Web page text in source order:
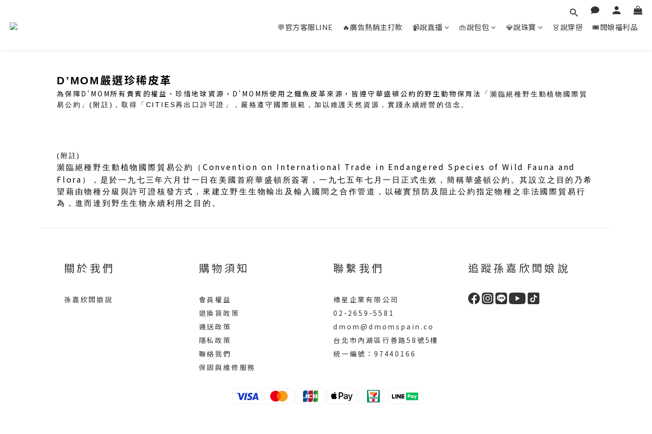
💬官方客服LINE 🔥廣告熱銷主打款 📹說直播 👜說包包 💎說珠寶 👗說穿搭 🎟️闆娘福利品
D’MOM 嚴選珍稀皮革
為保障D'MOM所有貴賓的權益、珍惜地球資源，D'MOM所使用之鱷魚皮革來源，皆遵守華盛頓公約的野生動物保育法
「瀕臨絕種野生動植物國際貿
易公約」( 附註 ) ，取得「 CITIES再出口許可證」，嚴格遵守國際規範，加以維護天然資源，實踐永續經營的信念。
(附註)
瀕臨絕種野生動植物國際貿易公約（ Convention on International Trade in Endangered Species of Wild Fauna and
Flora ），是於一九七三年六月廿一日在美國首府華盛頓所簽署，一九七五年七月一日正式生效，簡稱華盛頓公約。其設立之目的乃希
望藉由物種分級與許可證核發方式，來建立野生生物輸出及輸入國間之合作管道，以確實預防及阻止公約指定物種之非法國際貿易行
為，進而達到野生生物永續利用之目的。
關於我們
孫嘉欣闆娘說
購物須知
會員權益
退換貨政策
運送政策
隱私政策
聯絡我們
保固與維修服務
聯繫我們
橋星企業有限公司
02-2659-5581
dmom@dmomspain.co
台北市內湖區行善路58號5樓
統一編號：97440166
追蹤孫嘉欣闆娘說